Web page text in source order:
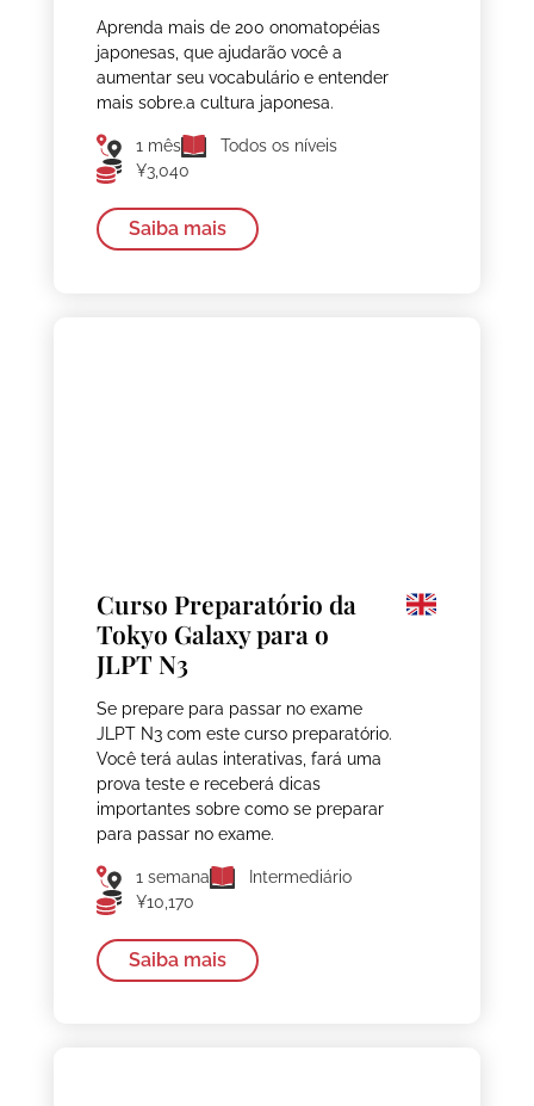
Aprenda mais de 200 onomatopéias
japonesas, que ajudarão você a
aumentar seu vocabulário e entender
mais sobre.a cultura japonesa.
1 mês
Todos os níveis
¥3,040
Saiba mais
Curso Preparatório da
Tokyo Galaxy para o
JLPT N3
Se prepare para passar no exame
JLPT N3 com este curso preparatório.
Você terá aulas interativas, fará uma
prova teste e receberá dicas
importantes sobre como se preparar
para passar no exame.
1 semana
Intermediário
¥10,170
Saiba mais